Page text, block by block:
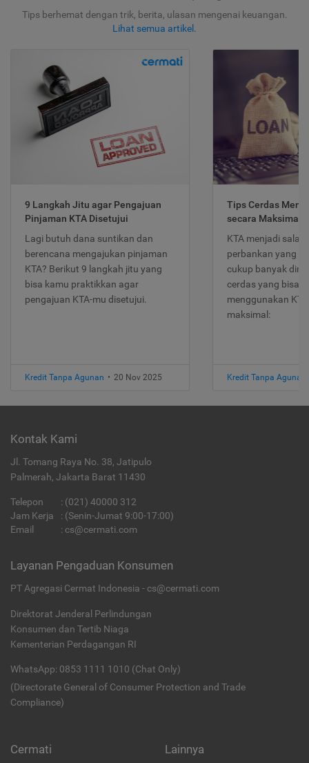
Tips berhemat dengan trik, berita, ulasan mengenai keuangan.
Lihat semua artikel .
9 Langkah Jitu agar Pengajuan
Pinjaman KTA Disetujui
Lagi butuh dana suntikan dan
berencana mengajukan pinjaman
KTA? Berikut 9 langkah jitu yang
bisa kamu praktikkan agar
pengajuan KTA-mu disetujui.
Kredit Tanpa Agunan • 20 Nov 2025
Tips Cerdas
secara Maksimal
KTA menjadi
perbankan yang
cukup banyak
cerdas yang bisa
menggunakan
maksimal:
Kredit Tanpa Agunan
Kontak Kami
Jl. Tomang Raya No. 38, Jatipulo
Palmerah, Jakarta Barat 11430
Telepon : (021) 40000 312
Jam Kerja
: (Senin-Jumat 9:00-17:00)
Email
: cs@cermati.com
Layanan Pengaduan Konsumen
PT Agregasi Cermat Indonesia - cs@cermati.com
Direktorat Jenderal Perlindungan
Konsumen dan Tertib Niaga
Kementerian Perdagangan RI
WhatsApp: 0853 1111 1010 (Chat Only)
(Directorate General of Consumer Protection and Trade
Compliance)
Cermati Lainnya